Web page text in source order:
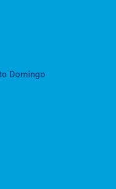
Domingo